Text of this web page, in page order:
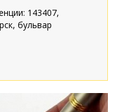
143407,
бульвар